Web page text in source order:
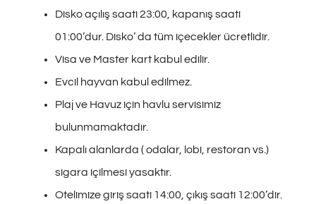
Disko açılış saati 23:00, kapanış saati
01:00’dur. Disko’ da tüm içecekler ücretlidir.
Visa ve Master kart kabul edilir.
Evcil hayvan kabul edilmez.
Plaj ve Havuz için havlu servisimiz
bulunmamaktadır.
Kapalı alanlarda ( odalar, lobi, restoran vs.)
sigara içilmesi yasaktır.
Otelimize giriş saati 14:00, çıkış saati 12:00’dir.